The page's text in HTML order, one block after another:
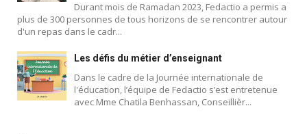
Durant mois de Ramadan 2023, Fedactio a permis a
plus de 300 personnes de tous horizons de se rencontrer autour
d'un repas dans le cadr...
Les défis du métier d’enseignant
Dans le cadre de la Journée internationale de
l'éducation, l’équipe de Fedactio s’est entretenue
avec Mme Chatila Benhassan, Conseillièr...
Blog